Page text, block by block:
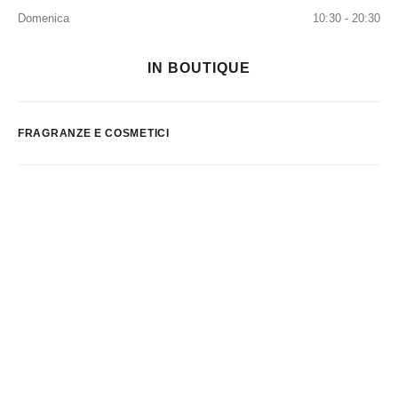
Domenica
10:30 - 20:30
IN BOUTIQUE
FRAGRANZE E COSMETICI